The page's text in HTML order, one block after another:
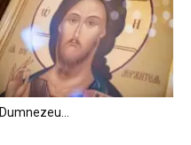
Dumnezeu…